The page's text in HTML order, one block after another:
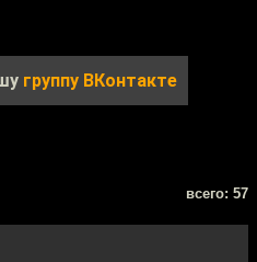
группу ВКонтакте
всего: 57